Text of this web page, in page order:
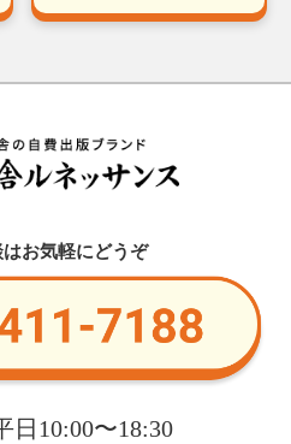
お気軽にどうぞ
日10:00〜18:30